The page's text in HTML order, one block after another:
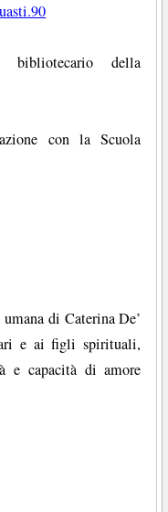
bibliotecario della
con la Scuola
di Caterina De’
e ai figli spirituali,
e capacità di amore